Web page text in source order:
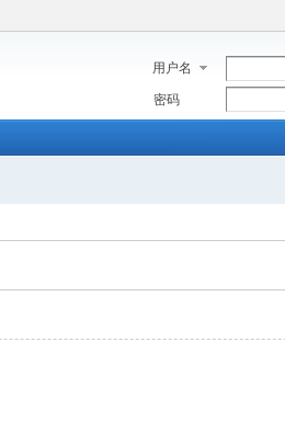
用户名
密码